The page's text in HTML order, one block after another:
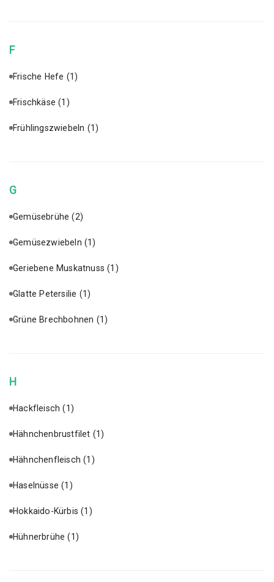
F
Frische Hefe (1)
Frischkäse(1)
Frühlingszwiebeln (1)
G
Gemüsebrühe(2)
Gemüsezwiebeln (1)
Geriebene Muskatnuss(1)
Glatte Petersilie (1)
Grüne Brechbohnen (1)
H
Hackfleisch(1)
Hähnchenbrustfilet (1)
Hähnchenfleisch(1)
Haselnüsse(1)
Hokkaido-Kürbis(1)
Hühnerbrühe(1)